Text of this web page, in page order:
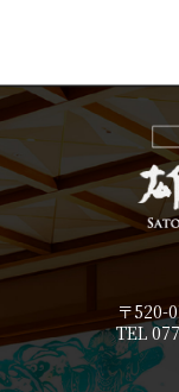
〒520-
TEL